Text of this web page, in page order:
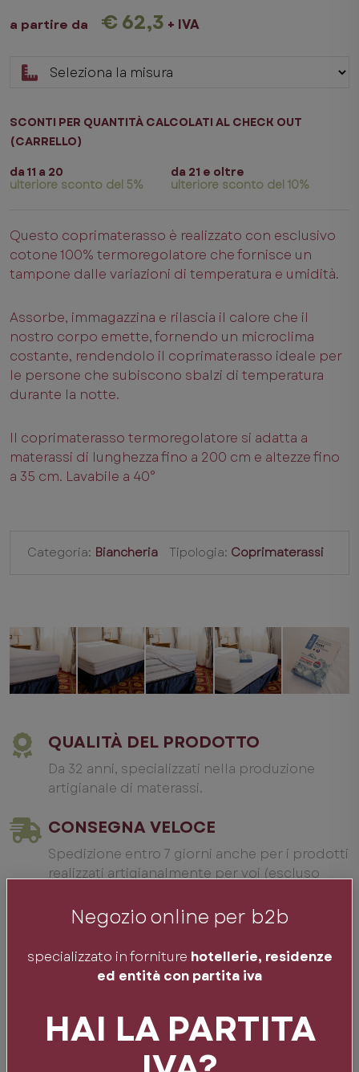
a partire da € 62,3 + IVA
SCONTI PER QUANTITÀ CALCOLATI AL CHECK OUT
(CARRELLO)
da 11 a 20
ulteriore sconto del 5%
da 21 e oltre
ulteriore sconto del 10%
Questo coprimaterasso è realizzato con esclusivo
cotone 100% termoregolatore che fornisce un
tampone dalle variazioni di temperatura e umidità.
Assorbe, immagazzina e rilascia il calore che il
nostro corpo emette, fornendo un microclima
costante, rendendolo il coprimaterasso ideale per
le persone che subiscono sbalzi di temperatura
durante la notte.
Il coprimaterasso termoregolatore si adatta a
materassi di lunghezza fino a 200 cm e altezze fino
a 35 cm. Lavabile a 40°
Categoria: Biancheria Tipologia: Coprimaterassi
QUALITÀ DEL PRODOTTO
Da 32 anni, specializzati nella produzione
artigianale di materassi.
CONSEGNA VELOCE
Spedizione entro 7 giorni anche per i prodotti
realizzati artigianalmente per voi (escluso
PAGAMENTI SICURI
Transazioni online in totale sicurezza
attraverso server criptato e SSL.
Altro in Biancheria Coprimaterassi
Negozio online per b2b
specializzato in forniture hotellerie, residenze
ed entità con partita iva
HAI LA PARTITA